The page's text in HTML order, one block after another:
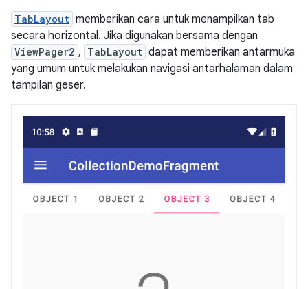
TabLayout memberikan cara untuk menampilkan tab
secara horizontal. Jika digunakan bersama dengan
ViewPager2 , TabLayout dapat memberikan antarmuka
yang umum untuk melakukan navigasi antarhalaman dalam
tampilan geser.